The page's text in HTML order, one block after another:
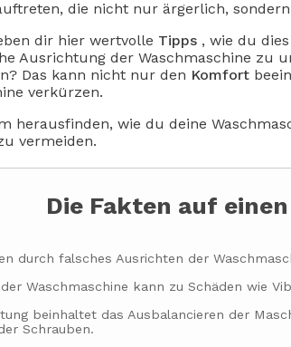
die nicht nur ärgerlich,
dir hier wertvolle Tipps , wie du
Ausrichtung der Waschmaschine zu
Das kann nicht nur den Komfort
verkürzen.
herausfinden, wie du deine
vermeiden.
Die Fakten auf
durch falsches Ausrichten der
Waschmaschine kann zu Schäden wie
beinhaltet das Ausbalancieren der
Schrauben.